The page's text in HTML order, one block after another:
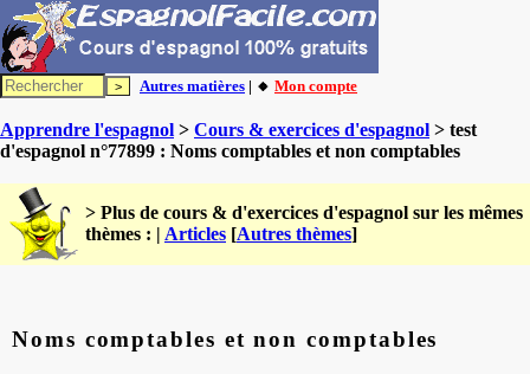
Autres matières | 🔸 Mon compte
Apprendre l'espagnol > Cours & exercices d'espagnol > test
d'espagnol n°77899 : Noms comptables et non comptables
> Plus de cours & d'exercices d'espagnol sur les mêmes
thèmes : | Articles [Autres thèmes]
Noms comptables et non comptables